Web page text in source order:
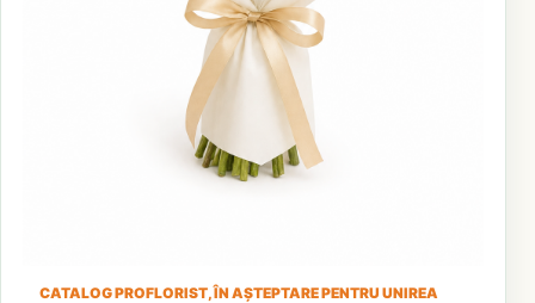
CATALOG PROFLORIST, ÎN AȘTEPTARE PENTRU UNIREA